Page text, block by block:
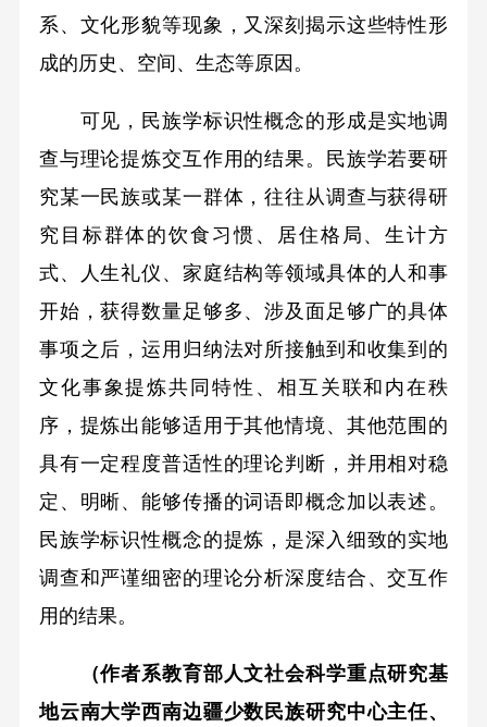
系、文化形貌等现象，又深刻揭示这些特性形
成的历史、空间、生态等原因。
可见，民族学标识性概念的形成是实地调
查与理论提炼交互作用的结果。民族学若要研
究某一民族或某一群体，往往从调查与获得研
究目标群体的饮食习惯、居住格局、生计方
式、人生礼仪、家庭结构等领域具体的人和事
开始，获得数量足够多、涉及面足够广的具体
事项之后，运用归纳法对所接触到和收集到的
文化事象提炼共同特性、相互关联和内在秩
序，提炼出能够适用于其他情境、其他范围的
具有一定程度普适性的理论判断，并用相对稳
定、明晰、能够传播的词语即概念加以表述。
民族学标识性概念的提炼，是深入细致的实地
调查和严谨细密的理论分析深度结合、交互作
用的结果。
（作者系教育部人文社会科学重点研究基
地云南大学西南边疆少数民族研究中心主任、